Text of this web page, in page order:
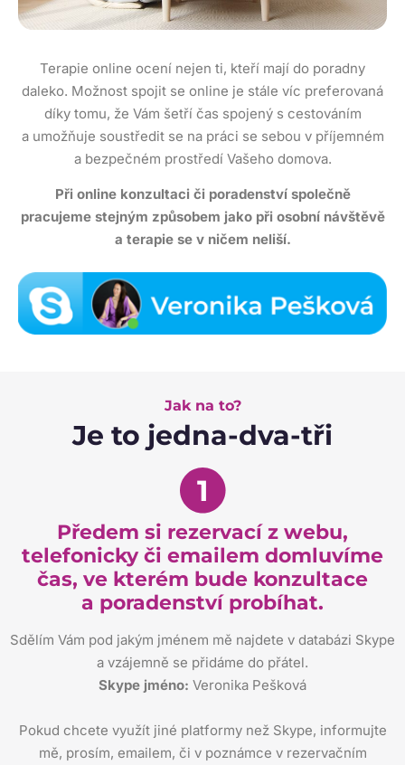
Terapie online ocení nejen ti, kteří mají do poradny
daleko. Možnost spojit se online je stále víc preferovaná
díky tomu, že Vám šetří čas spojený s cestováním
a umožňuje soustředit se na práci se sebou v příjemném
a bezpečném prostředí Vašeho domova.
Při online konzultaci či poradenství společně
pracujeme stejným způsobem jako při osobní návštěvě
a terapie se v ničem neliší.
Jak na to?
Je to jedna-dva-tři
1
Předem si rezervací z webu,
telefonicky či emailem domluvíme
čas, ve kterém bude konzultace
a poradenství probíhat.
Sdělím Vám pod jakým jménem mě najdete v databázi Skype
a vzájemně se přidáme do přátel.
Skype jméno: Veronika Pešková
Pokud chcete využít jiné platformy než Skype, informujte
mě, prosím, emailem, či v poznámce v rezervačním